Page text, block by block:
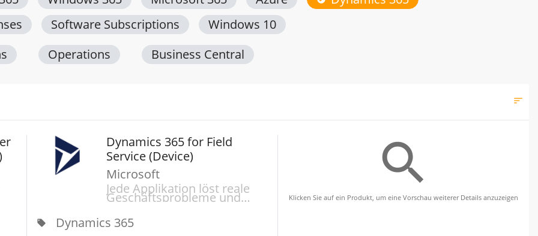
Operations Business Central
Software Subscriptions Windows 10
sort
Dynamics 365 for Field
Service (Device)
Microsoft
Jede Applikation löst reale
Geschäftsprobleme und
bietet Ihnen einen Mehrwert.
Wenn man verschiedene
Applikationen dann auch
local_offer Dynamics 365
search
Klicken Sie auf ein Produkt, um eine Vorschau weiterer Details anzuzeigen